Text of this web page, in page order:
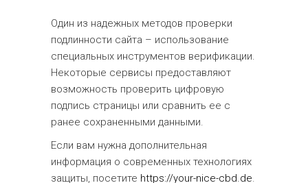
Один из надежных методов проверки
подлинности сайта – использование
специальных инструментов верификации.
Некоторые сервисы предоставляют
возможность проверить цифровую
подпись страницы или сравнить ее с
ранее сохраненными данными.
Если вам нужна дополнительная
информация о современных технологиях
защиты, посетите https://your-nice-cbd.de.